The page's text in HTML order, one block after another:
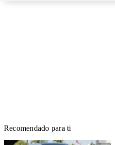
Recomendado para ti